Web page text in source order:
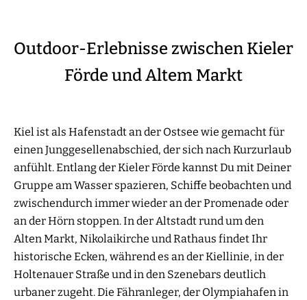
Outdoor-Erlebnisse zwischen Kieler
Förde und Altem Markt
Kiel ist als Hafenstadt an der Ostsee wie gemacht für
einen Junggesellenabschied, der sich nach Kurzurlaub
anfühlt. Entlang der Kieler Förde kannst Du mit Deiner
Gruppe am Wasser spazieren, Schiffe beobachten und
zwischendurch immer wieder an der Promenade oder
an der Hörn stoppen. In der Altstadt rund um den
Alten Markt, Nikolaikirche und Rathaus findet Ihr
historische Ecken, während es an der Kiellinie, in der
Holtenauer Straße und in den Szenebars deutlich
urbaner zugeht. Die Fähranleger, der Olympiahafen in